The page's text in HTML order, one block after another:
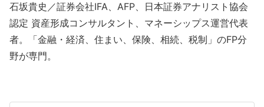
石坂貴史／証券会社IFA、AFP、日本証券アナリスト協会
認定 資産形成コンサルタント、マネーシップス運営代表
者。「金融・経済、住まい、保険、相続、税制」のFP分
野が専門。